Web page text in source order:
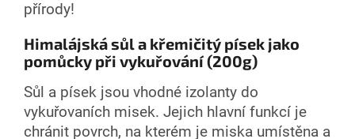
přírody!
Himalájská sůl a křemičitý písek jako
pomůcky při vykuřování (200g)
Sůl a písek jsou vhodné izolanty do
vykuřovaních misek. Jejich hlavní funkcí je
chránit povrch, na kterém je miska umístěna a